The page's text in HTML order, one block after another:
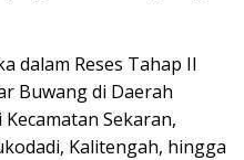
dalam Reses Tahap II
Buwang di Daerah
Sekaran,
Kalitengah, hingga